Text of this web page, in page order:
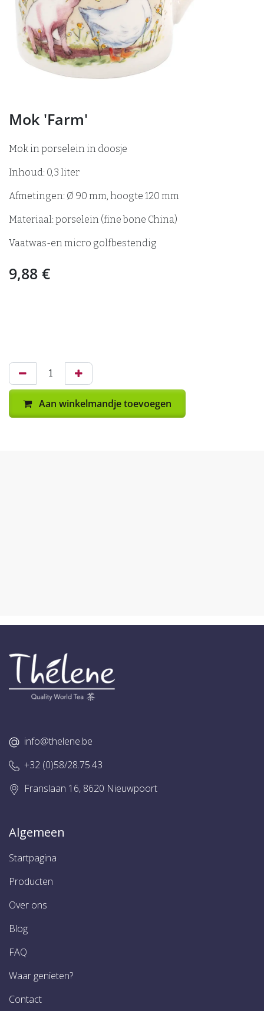
Mok 'Farm'
Mok in porselein in doosje
Inhoud: 0,3 liter
Afmetingen: Ø 90 mm, hoogte 120 mm
Materiaal: porselein (fine bone China)
Vaatwas-en micro golfbestendig
9,88 €
Aan winkelmandje toevoegen
info@thelene.be
+32 (0)58/28.75.43
Franslaan 16, 8620 Nieuwpoort
Algemeen
Startpagina
Producten
Over ons
Blog
FAQ
Waar genieten?
Contact